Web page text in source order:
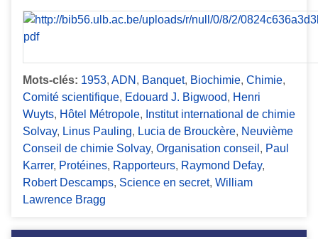
Mots-clés: 1953, ADN , Banquet, Biochimie, Chimie,
Comité scientifique, Edouard J. Bigwood, Henri
Wuyts, Hôtel Métropole, Institut international de chimie
Solvay, Linus Pauling, Lucia de Brouckère, Neuvième
Conseil de chimie Solvay, Organisation conseil , Paul
Karrer, Protéines, Rapporteurs, Raymond Defay,
Robert Descamps, Science en secret, William
Lawrence Bragg